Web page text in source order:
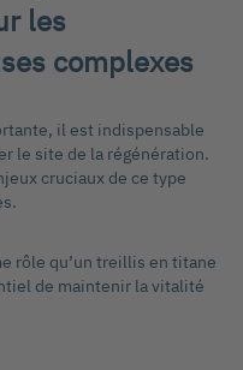
les
complexes
il est indispensable
le site de la régénération.
cruciaux de ce type
rôle qu’un treillis en titane
de maintenir la vitalité